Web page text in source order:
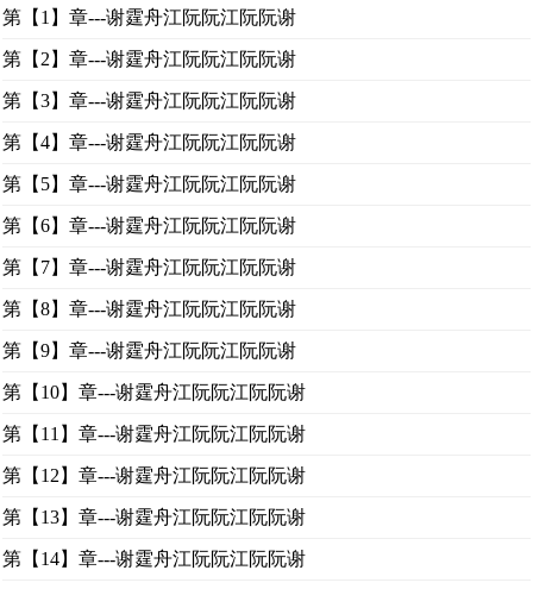
第【1】章---谢霆舟江阮阮江阮阮谢
第【2】章---谢霆舟江阮阮江阮阮谢
第【3】章---谢霆舟江阮阮江阮阮谢
第【4】章---谢霆舟江阮阮江阮阮谢
第【5】章---谢霆舟江阮阮江阮阮谢
第【6】章---谢霆舟江阮阮江阮阮谢
第【7】章---谢霆舟江阮阮江阮阮谢
第【8】章---谢霆舟江阮阮江阮阮谢
第【9】章---谢霆舟江阮阮江阮阮谢
第【10】章---谢霆舟江阮阮江阮阮谢
第【11】章---谢霆舟江阮阮江阮阮谢
第【12】章---谢霆舟江阮阮江阮阮谢
第【13】章---谢霆舟江阮阮江阮阮谢
第【14】章---谢霆舟江阮阮江阮阮谢